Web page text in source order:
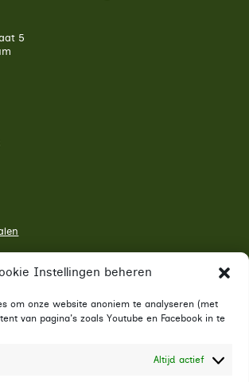
Instellingen beheren
om onze website anoniem te analyseren (met
van pagina's zoals Youtube en Facebook in te
Altijd actief
5
bij ons netwerk
kanaal
van ontwikkelingen, financieringen,